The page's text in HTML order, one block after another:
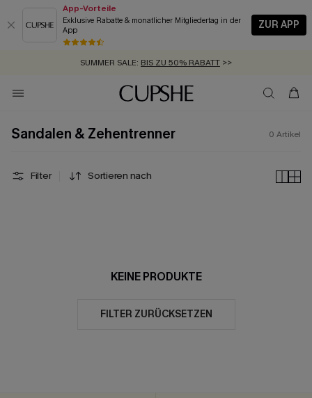
App-Vorteile
Exklusive Rabatte & monatlicher Mitgliedertag in der
App
ZUR APP
GRATIS MASSBAND MIT JEDEM SCHNELLVERSAND-ARTIKEL >>
SUMMER SALE: BIS ZU 50% RABATT >>
ZUM NEWSLETTER:BIS ZU -20% EXTRA ERHALTEN
KOSTENLOSER VERSAND AB 89 €
Sandalen & Zehentrenner 0 Artikel
Filter Sortieren nach
KEINE PRODUKTE
FILTER ZURÜCKSETZEN